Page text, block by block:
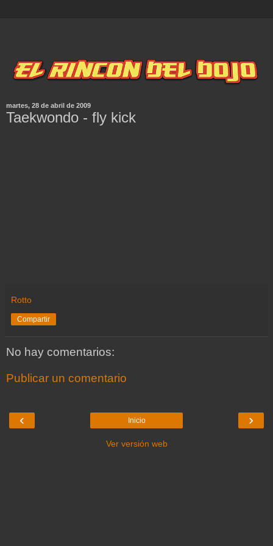
martes, 28 de abril de 2009
Taekwondo - fly kick
Rotto
Compartir
No hay comentarios:
Publicar un comentario
‹ ›
Inicio
Ver versión web